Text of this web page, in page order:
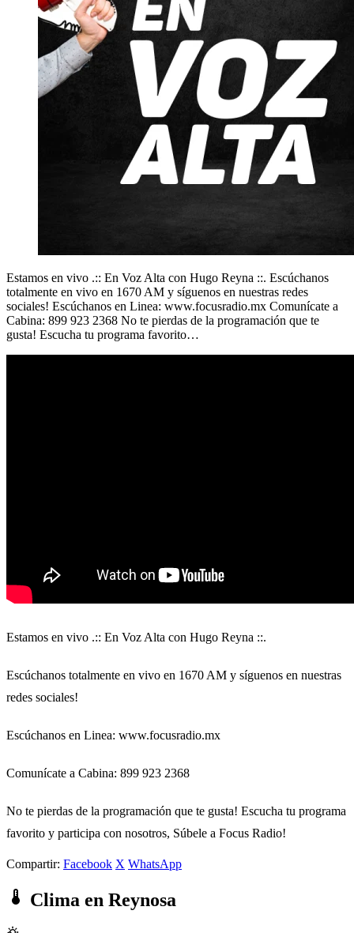
Estamos en vivo .:: En Voz Alta con Hugo Reyna ::. Escúchanos
totalmente en vivo en 1670 AM y síguenos en nuestras redes
sociales! Escúchanos en Linea: www.focusradio.mx Comunícate a
Cabina: 899 923 2368 No te pierdas de la programación que te
gusta! Escucha tu programa favorito…
Estamos en vivo .:: En Voz Alta con Hugo Reyna ::.
Escúchanos totalmente en vivo en 1670 AM y síguenos en nuestras
redes sociales!
Escúchanos en Linea: www.focusradio.mx
Comunícate a Cabina: 899 923 2368
No te pierdas de la programación que te gusta! Escucha tu programa
favorito y participa con nosotros, Súbele a Focus Radio!
Compartir: Facebook X WhatsApp
Clima en Reynosa